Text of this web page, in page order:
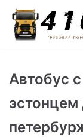
Перейти
к
Автобус
эстонцем